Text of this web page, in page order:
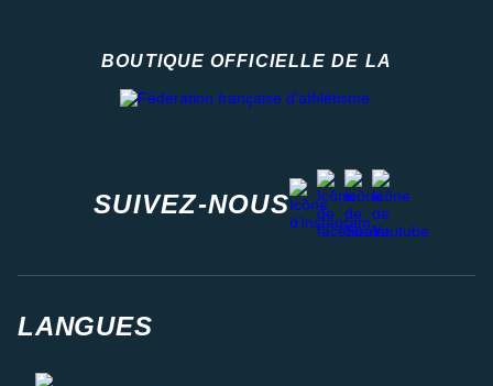
BOUTIQUE OFFICIELLE DE LA
SUIVEZ-NOUS
instagram
facebook
stravayoutube
LANGUES